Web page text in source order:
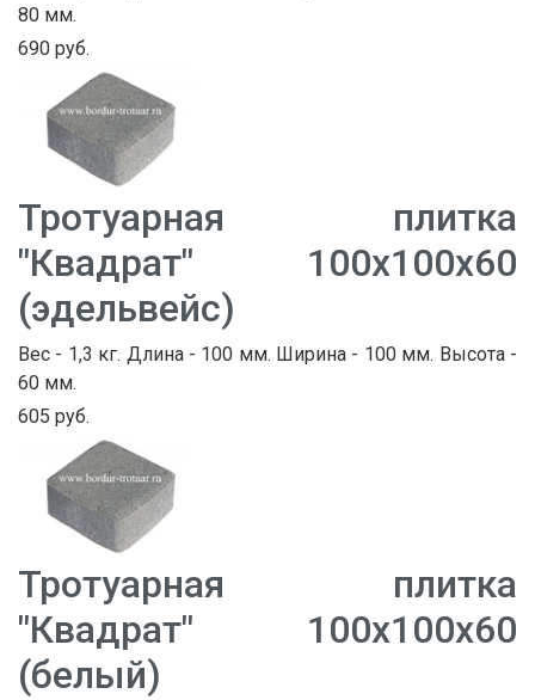
80 мм.
690 руб.
Тротуарная плитка
"Квадрат" 100х100х60
(эдельвейс)
Вес - 1,3 кг. Длина - 100 мм. Ширина - 100 мм. Высота -
60 мм.
605 руб.
Тротуарная плитка
"Квадрат" 100х100х60
(белый)